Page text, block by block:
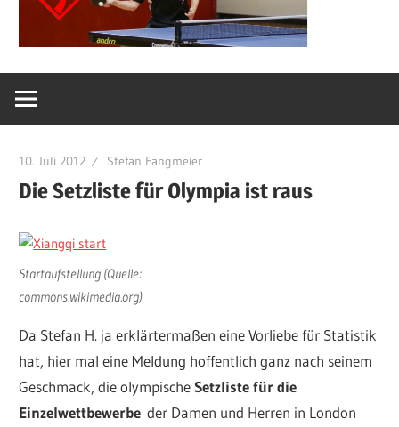
10. Juli 2012 Stefan Fangmeier
Die Setzliste für Olympia ist raus
Startaufstellung (Quelle:
commons.wikimedia.org)
Da Stefan H. ja erklärtermaßen eine Vorliebe für Statistik
hat, hier mal eine Meldung hoffentlich ganz nach seinem
Geschmack, die olympischeSetzliste für die
Einzelwettbewerbeder Damen und Herren in London